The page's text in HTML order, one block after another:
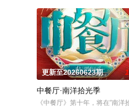
更新至20260623期
中餐厅·南洋拾光季
《中餐厅》第十年，将在“南